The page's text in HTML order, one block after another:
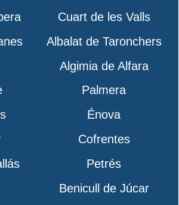
Cuart de les Valls
Albalat de Taronchers
Algimia de Alfara
Palmera
Énova
Cofrentes
Petrés
Benicull de Júcar